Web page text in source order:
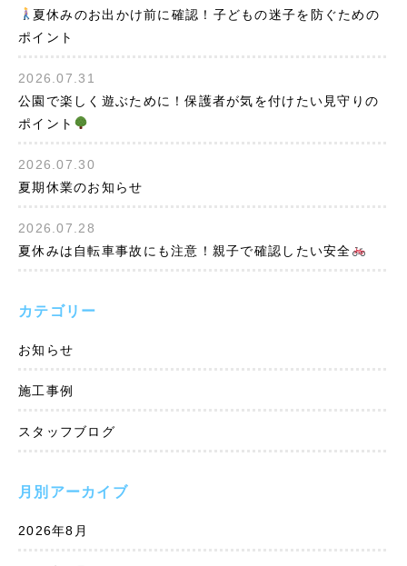
夏休みのお出かけ前に確認！子どもの迷子を防ぐための
ポイント
2026.07.31
公園で楽しく遊ぶために！保護者が気を付けたい見守りの
ポイント
2026.07.30
夏期休業のお知らせ
2026.07.28
夏休みは自転車事故にも注意！親子で確認したい安全
カテゴリー
お知らせ
施工事例
スタッフブログ
月別アーカイブ
2026年8月